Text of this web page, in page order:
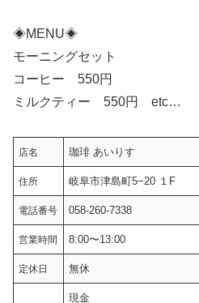
◈MENU◈
モーニングセット
コーヒー 550円
ミルクティー 550円 etc…
店名 珈琲 あいりす
住所 岐阜市津島町5−20 １F
電話番号 058-260-7338
営業時間 8:00〜13:00
定休日 無休
現金